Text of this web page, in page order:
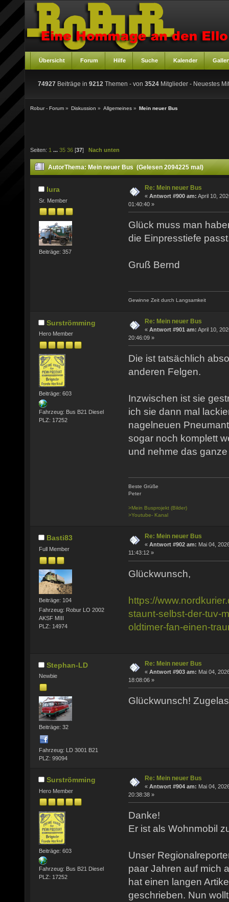
Übersicht Forum Hilfe Suche Kalender
74927 Beiträge in 9212 Themen - von 3524 Mitglieder - Neuestes
Robur - Forum » Diskussion » Allgemeines » Mein neuer Bus
Seiten: 1 ... 35 36 [37] Nach unten
AutorThema: Mein neuer Bus (Gelesen 2094225 mal)
lura
Sr. Member
Beiträge: 357
Re: Mein neuer Bus
« Antwort #900 am: April 10,
01:40:40 »
Glück muss man
die Einpresstiefe
Gruß Bernd
Gewinne Zeit durch Langsamkeit
Surströmming
Hero Member
Beiträge: 603
Fahrzeug: Bus B21 Diesel
PLZ: 17252
Re: Mein neuer Bus
« Antwort #901 am: April 10,
20:46:09 »
Die ist tatsächlich
anderen Felgen.
Inzwischen ist sie
ich sie dann mal
nagelneuen
sogar noch komplett
und nehme das
Beste Grüße
Peter
>Mein Busprojekt (Bilder)
>Youtube- Kanal
Basti83
Full Member
Beiträge: 104
Fahrzeug: Robur LO 2002
AKSF MIII
PLZ: 14974
Re: Mein neuer Bus
« Antwort #902 am: Mai 04,
11:43:12 »
Glückwunsch,
https://
staunt-selbst-der-tuv-
oldtimer-fan-einen-
Stephan-LD
Newbie
Beiträge: 32
Fahrzeug: LD 3001 B21
PLZ: 99094
Re: Mein neuer Bus
« Antwort #903 am: Mai 04,
18:08:06 »
Glückwunsch!
Surströmming
Hero Member
Beiträge: 603
Fahrzeug: Bus B21 Diesel
PLZ: 17252
Re: Mein neuer Bus
« Antwort #904 am: Mai 04,
20:38:38 »
Danke!
Er ist als Wohnmobil
Unser
paar Jahren auf mich
hat einen langen
geschrieben. Nun